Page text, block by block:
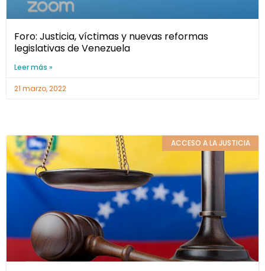
Foro: Justicia, víctimas y nuevas reformas
legislativas de Venezuela
Leer más »
21 marzo, 2022
ACCESO A LA JUSTICIA